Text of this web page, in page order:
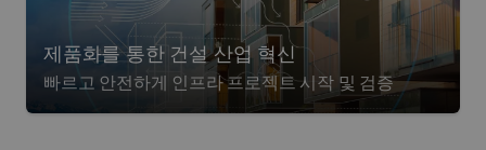
제품화를 통한 건설 산업 혁신
빠르고 안전하게 인프라 프로젝트 시작 및 검증